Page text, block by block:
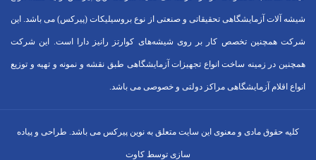
شیشه آلات آزمایشگاهی تحقیقاتی و صنعتی از نوع بروسیلیکات (پیرکس) می باشد. این
شرکت همچنین تخصص کار بر روی شیشه‌های کوارتز رانیز دارا است. این شرکت
همچنین در زمینه ساخت انواع تجهیزات آزمایشگاهی طبق نقشه و نمونه و تهیه و توزیع
انواع اقلام آزمایشگاهی ‌مراکز دولتی و خصوصی می باشد.
کلیه حقوق مادی و معنوی این سایت متعلق به نوین پیرکس می باشد. طراحی و پیاده
سازی توسط کاوت